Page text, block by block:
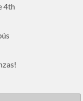
4th